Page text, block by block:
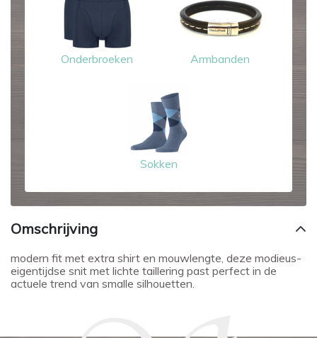
Onderbroeken Armbanden
Sokken
Omschrijving
modern fit met extra shirt en mouwlengte, deze modieus-
eigentijdse snit met lichte taillering past perfect in de
actuele trend van smalle silhouetten.